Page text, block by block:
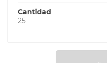
Cantidad
25